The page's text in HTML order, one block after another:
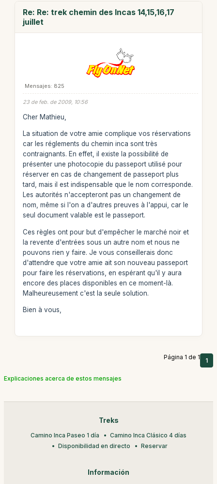
Re: Re: trek chemin des Incas 14,15,16,17
juillet
Mensajes: 825
23 de feb. de 2009, 10:56
Cher Mathieu,
La situation de votre amie complique vos réservations
car les réglements du chemin inca sont très
contraignants. En effet, il existe la possibilité de
présenter une photocopie du passeport utilisé pour
réserver en cas de changement de passeport plus
tard, mais il est indispensable que le nom corresponde.
Les autorités n'accepteront pas un changement de
nom, même si l'on a d'autres preuves à l'appui, car le
seul document valable est le passeport.
Ces règles ont pour but d'empêcher le marché noir et
la revente d'entrées sous un autre nom et nous ne
pouvons rien y faire. Je vous conseillerais donc
d'attendre que votre amie ait son nouveau passeport
pour faire les réservations, en espérant qu'il y aura
encore des places disponibles en ce moment-là.
Malheureusement c'est la seule solution.
Bien à vous,
Página 1 de 1 1
Explicaciones acerca de estos mensajes
Treks
Camino Inca Paseo 1 día
Camino Inca Clásico 4 días
Disponibilidad en directo
Reservar
Información